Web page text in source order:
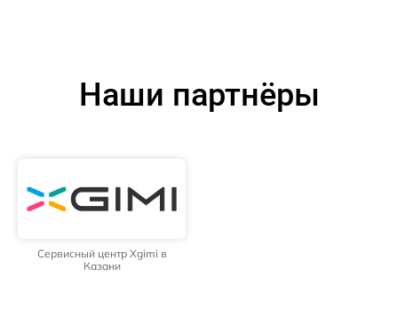
Наши партнёры
Сервисный центр Xgimi в
Казани